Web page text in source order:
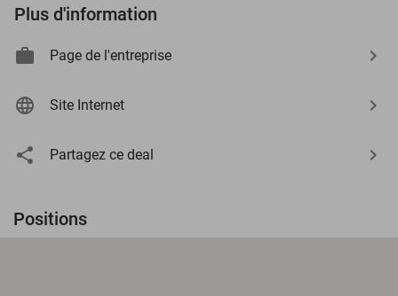
Plus d'information
Page de l'entreprise
Site Internet
Partagez ce deal
Positions